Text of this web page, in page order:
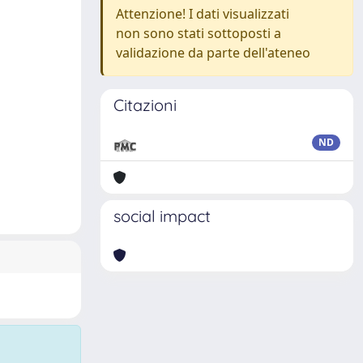
Attenzione! I dati visualizzati
non sono stati sottoposti a
validazione da parte dell'ateneo
Citazioni
ND
social impact